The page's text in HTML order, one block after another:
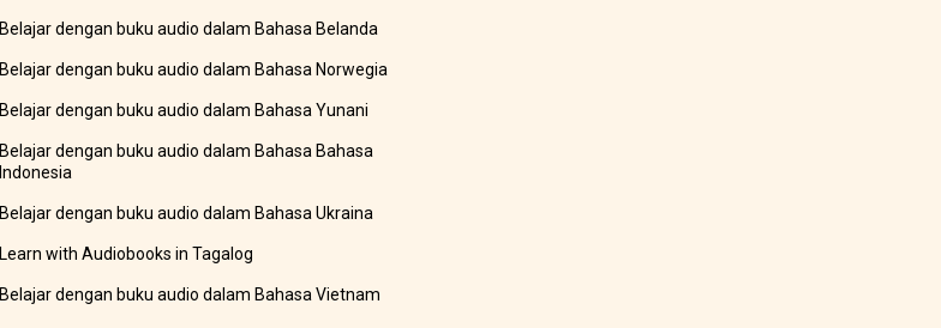
Belajar dengan buku audio dalam Bahasa Belanda
Belajar dengan buku audio dalam Bahasa Norwegia
Belajar dengan buku audio dalam Bahasa Yunani
Belajar dengan buku audio dalam Bahasa Bahasa
Indonesia
Belajar dengan buku audio dalam Bahasa Ukraina
Learn with Audiobooks in Tagalog
Belajar dengan buku audio dalam Bahasa Vietnam